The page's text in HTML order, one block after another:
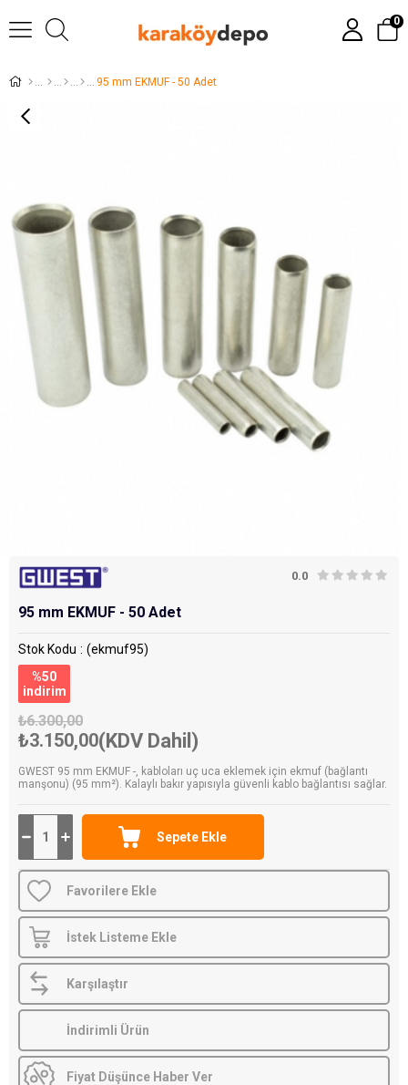
0
95 mm EKMUF - 50 Adet
0.0
95 mm EKMUF - 50 Adet
Stok Kodu
(ekmuf95)
%50
i̇ndirim
₺6.300,00
₺3.150,00(KDV Dahil)
GWEST 95 mm EKMUF -, kabloları uç uca eklemek için ekmuf (bağlantı
manşonu) (95 mm²). Kalaylı bakır yapısıyla güvenli kablo bağlantısı sağlar.
Favorilere Ekle
İstek Listeme Ekle
Karşılaştır
İndirimli Ürün
Fiyat Düşünce Haber Ver